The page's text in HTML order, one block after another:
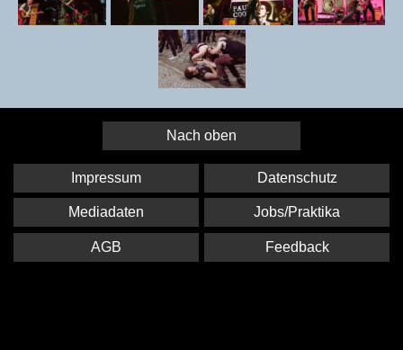
Nach oben
Impressum Datenschutz
Mediadaten Jobs/Praktika
AGB Feedback